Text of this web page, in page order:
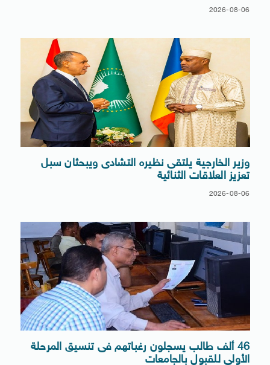
2026-08-06
وزير الخارجية يلتقى نظيره التشادى ويبحثان سبل
تعزيز العلاقات الثنائية
2026-08-06
46 ألف طالب يسجلون رغباتهم فى تنسيق المرحلة
الأولى للقبول بالجامعات